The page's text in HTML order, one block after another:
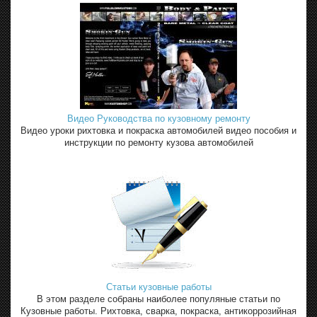
Видео Руководства по кузовному ремонту
Видео уроки рихтовка и покраска автомобилей видео пособия и
инструкции по ремонту кузова автомобилей
Статьи кузовные работы
В этом разделе собраны наиболее популяные статьи по
Кузовные работы. Рихтовка, сварка, покраска, антикоррозийная